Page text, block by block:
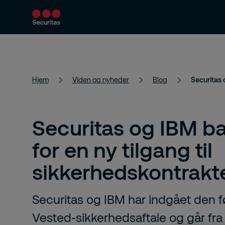
Sikkerhedsservices Vores løsninger
Hjem Viden og nyheder Blog
Securitas og IBM
for en ny tilgang til
Securitas og IBM har indgået den
Vested-sikkerhedsaftale og går